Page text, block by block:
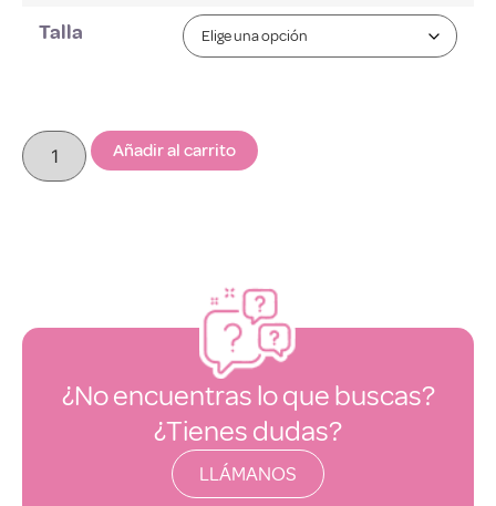
Talla
Añadir al carrito
¿No encuentras lo que buscas?
¿Tienes dudas?
LLÁMANOS